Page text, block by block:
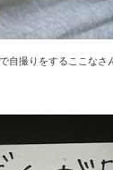
自撮りをするここなさ